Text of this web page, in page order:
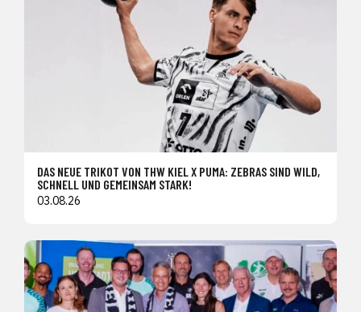
DAS NEUE TRIKOT VON THW KIEL X PUMA: ZEBRAS SIND WILD,
SCHNELL UND GEMEINSAM STARK!
03.08.26